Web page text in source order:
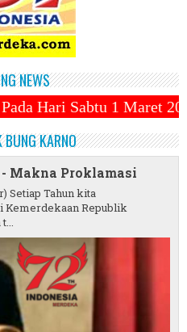
NEWS
2025 ~||~ 1 Syawal
KARNO
Makna Proklamasi
Setiap Tahun kita
Republik